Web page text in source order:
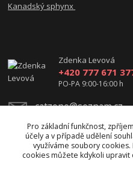
Kanadský sphynx
Zdenka Levová
+420 777 671
PO-PA 9:00-16:00 h
catzone@seznam.cz
Pro základní funkčnost,
účely a v případě udělení
využíváme soubory
cookies můžete kdykoli